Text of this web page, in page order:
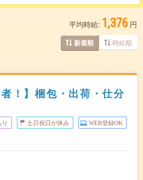
平均時給: 1,376 円
新着順 時給順
！】梱包・出荷・仕分
土日祝日が休み WEB登録OK